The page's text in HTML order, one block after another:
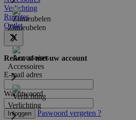
Zitmeubelen
Accessoires
Verlichting
Verlichting
Ruimtes
Outlet
Reken af met uw account
E-mail adres
Wachtwoord
Inloggen Paswoord vergeten ?